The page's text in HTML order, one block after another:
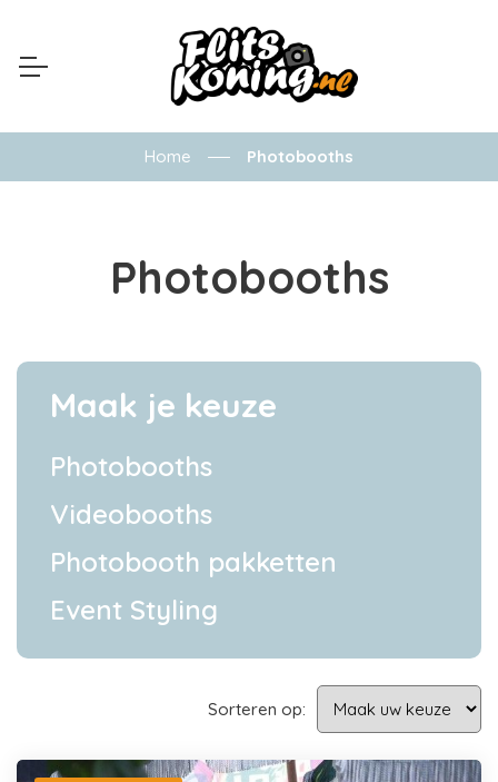
Home Photobooths
Photobooths
Maak je keuze
Photobooths
Videobooths
Photobooth pakketten
Event Styling
Sorteren op: